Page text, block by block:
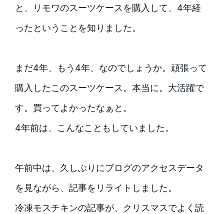
と、リモワのスーツケースを購入して、4年経
ったということを知りました。
まだ4年、もう4年、なのでしょうか。頑張って
購入したこのスーツケース。本当に。大活躍で
す。買ってよかったなぁと。
4年前は、こんなこともしていました。
午前中は、久しぶりにブログのアクセスデータ
を見ながら、記事をリライトしました。
冷凍モスチキンの記事が、クリスマスでよく読